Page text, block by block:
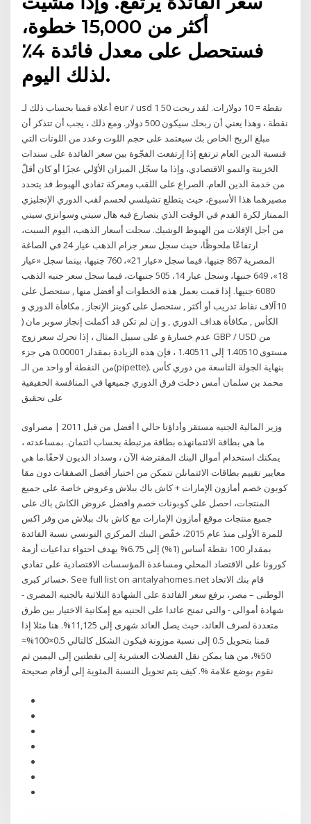
أكثر من 15,000 خطوة،
فستحصل على معدل فائدة 4٪
لذلك اليوم.
أعلاه قمنا بحساب ذلك لـ eur / usd 1 نقطة = 10 دولارات. لقد ربحت 50
نقطة ، وهذا يعني أن ربحك سيكون 500 دولار. ومع ذلك ، يجب أن تتذكر أن
مبلغ الربح الخاص بك سيعتمد على حجم اللوت وعدد من اللوتات التي
فنسبة الدين العام ترتفع إذا إرتفعت الفجّوة بين سعر الفائدة على سندات
الخزينة والنمو الاقتصادي، وإذا ما سجّل الميزان الأوّلي عجزًا أو كان أقلّ
من خدمة الدين العام. الصراع على اللقب ومعركة تفادي الهبوط قد يتحدد
مصيرهما هذا الأسبوع، حيث يتطلع تشيلسي لحسم لقب الدوري الإنجليزي
الممتاز لكرة القدم في الوقت الذي يتصارع فيه هال سيتي وسوانزي سيتي
من أجل الإفلات من الهبوط الوشيك. سجلت أسعار الذهب، اليوم السبت،
ارتفاعًا ملحوظًا، حيث سجل سعر جرام الذهب عيار 24 في الصاغة
المصرية 867 جنيها، فيما سجل «عيار 21»، 760 جنيها، بينما سجل «عيار
18»، 649 جنيها، وسجل عيار 14، 505 جنيهات، فيما سجل سعر جنيه الذهب
6080 جنيها. إذا قمت بعمل هذه الخطوات أو أفضل منها , ستحصل على
10آلاف نقاط تدريب أو أكثر , ستحصل على كوينز الإنجاز , مكافأة الدوري و
الكأس , مكافأة هداف الدوري , و إن لم تكن قد أكملت إنجاز سوبر مان (
عدم خسارة و على سبيل المثال ، إذا تحرك سعر زوج GBP / USD من
مستوى 1.40510 إلى 1.40511 ، فإن هذه الزيادة بمقدار 0.00001 هي جزء
من النقطة أو واحد من الـ(pipette). بنهاية الجولة التاسعة من دوري كأس
محمد بن سلمان أمس دخلت فرق الدوري جميعها في المنافسة الحقيقية
على تحقيق
وزير المالية الجنيه مستقر وأداؤنا حالي ا أفضل من قبل 2011 | مصراوى
ما هي بطاقة الائتمانهذه بطاقة مرتبطة بحساب ائتمان. بمساعدته ،
يمكنك استخدام أموال البنك المقترضة الآن ، وسداد الديون لاحقًا.ما هي
معايير تقييم بطاقات الائتمانلن تتمكن من اختيار أفضل الصفقات دون مقا
كوبون خصم أمازون الإمارات + كاش باك ببلاش وعروض خاصة على جميع
المنتجات، احصل على كوبونات خصم وافضل عروض الكاش باك على
جميع منتجات موقع أمازون الإمارات مع كاش باك ببلاش من وفر اكس
للمرة الأولى منذ عام 2015، خفّض البنك المركزي التونسي نسبة الفائدة
بمقدار 100 نقطة أساس (1%) إلى 6.75% بهدف احتواء تداعيات أزمة
كورونا على الاقتصاد المحلي ومساعدة المؤسسات الاقتصادية على تفادي
خسائر كبرى. See full list on antalyahomes.net قام بنك الاتحاد
الوطنى – مصر، برفع سعر الفائدة على الشهادة الثلاثية بالجنيه المصرى -
شهادة أموالى - والتى تمنح عائدا على الجنيه مع إمكانية الاختيار بين طرق
متعددة لصرف العائد، حيث يصل العائد شهرى إلى 11,125%. هنا مثلا إذا
قمنا بتحويل 0.5 إلى نسبة موزونة فيكون الشكل كالتالي 0.5×100%=
50%، من هنا يمكن نقل الفصلات العشرية إلى نقطتين إلى اليمين ثم
نقوم بوضع علامة %. كيف يتم تحويل النسبة المئوية إلى أرقام صحيحة